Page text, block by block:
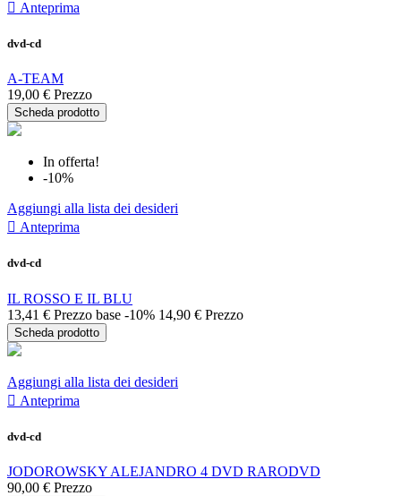
 Anteprima
dvd-cd
A-TEAM
19,00 € Prezzo
Scheda prodotto
In offerta!
-10%
Aggiungi alla lista dei desideri
 Anteprima
dvd-cd
IL ROSSO E IL BLU
13,41 € Prezzo base -10% 14,90 € Prezzo
Scheda prodotto
Aggiungi alla lista dei desideri
 Anteprima
dvd-cd
JODOROWSKY ALEJANDRO 4 DVD RARODVD
90,00 € Prezzo